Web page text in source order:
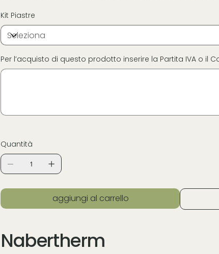
Kit Piastre
Per l’acquisto di questo prodotto inserire la Partita IVA o il
a
Quantità
aggiungi al carrello
Nabertherm